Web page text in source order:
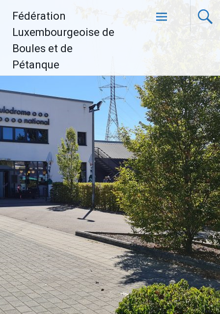
contenu
Fédération
Luxembourgeoise de
Boules et de
Pétanque